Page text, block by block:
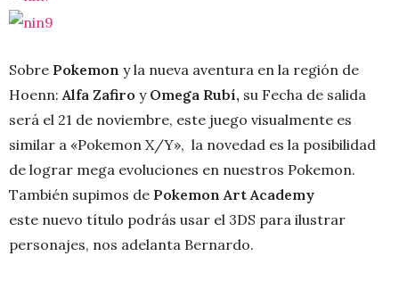
Sobre Pokemon y la nueva aventura en la región de
Hoenn: Alfa Zafiro y Omega Rubí, su Fecha de salida
será el 21 de noviembre, este juego visualmente es
similar a «Pokemon X/Y», la novedad es la posibilidad
de lograr mega evoluciones en nuestros Pokemon.
También supimos de Pokemon Art Academy
este nuevo título podrás usar el 3DS para ilustrar
personajes, nos adelanta Bernardo.